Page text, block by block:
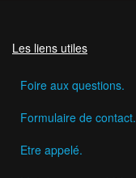
Les liens utiles
Foire aux questions.
Formulaire de contact.
Etre appelé.